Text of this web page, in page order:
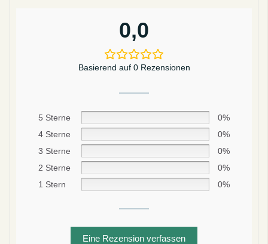
Sei schlau
10% SPAREN
Bei deiner ersten Bestellung
Abonnieren
Nein danke
bedingungen und Konditionen
0,0
Basierend auf 0 Rezensionen
5 Sterne
0%
4 Sterne
0%
3 Sterne
0%
2 Sterne
0%
1 Stern
0%
Eine Rezension verfassen